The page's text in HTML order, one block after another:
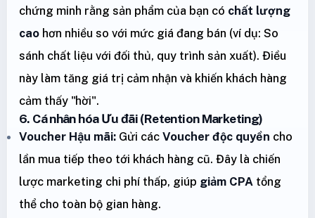
chứng minh rằng sản phẩm của bạn có chất lượng
cao hơn nhiều so với mức giá đang bán (ví dụ: So
sánh chất liệu với đối thủ, quy trình sản xuất). Điều
này làm tăng giá trị cảm nhận và khiến khách hàng
cảm thấy "hời".
6. Cá nhân hóa Ưu đãi (Retention Marketing)
Voucher Hậu mãi: Gửi các Voucher độc quyền cho
lần mua tiếp theo tới khách hàng cũ. Đây là chiến
lược marketing chi phí thấp, giúp giảm CPA tổng
thể cho toàn bộ gian hàng.